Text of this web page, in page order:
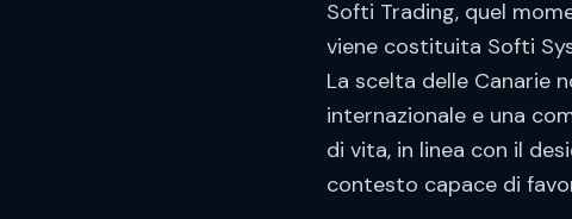
Softi Trading, quel
viene costituita Softi
La scelta delle Canarie
internazionale e una
di vita, in linea con il
contesto capace di